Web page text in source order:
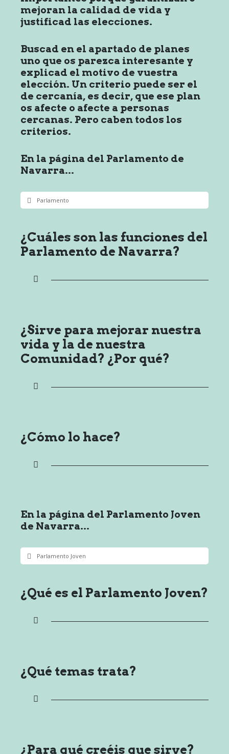
mejoran la calidad de vida y
justificad las elecciones.
Buscad en el apartado de planes
uno que os parezca interesante y
explicad el motivo de vuestra
elección. Un criterio puede ser el
de cercanía, es decir, que ese plan
os afecte o afecte a personas
cercanas. Pero caben todos los
criterios.
En la página del Parlamento de
Navarra...
Parlamento
¿Cuáles son las funciones del
Parlamento de Navarra?
¿Sirve para mejorar nuestra
vida y la de nuestra
Comunidad? ¿Por qué?
¿Cómo lo hace?
En la página del Parlamento Joven
de Navarra...
Parlamento Joven
¿Qué es el Parlamento Joven?
¿Qué temas trata?
¿Para qué creéis que sirve?